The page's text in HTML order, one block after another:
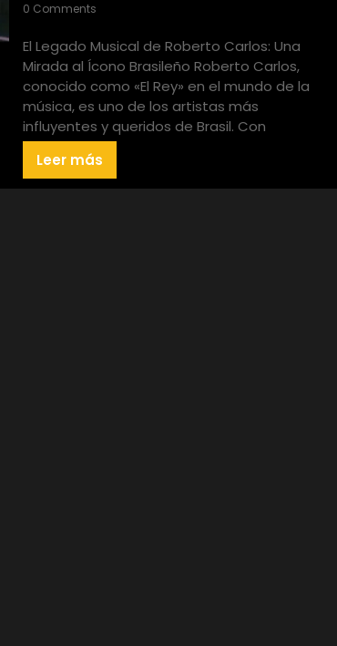
0 Comments
El Legado Musical de Roberto Carlos: Una
Mirada al Ícono Brasileño Roberto Carlos,
conocido como «El Rey» en el mundo de la
música, es uno de los artistas más
influyentes y queridos de Brasil. Con
Leer más